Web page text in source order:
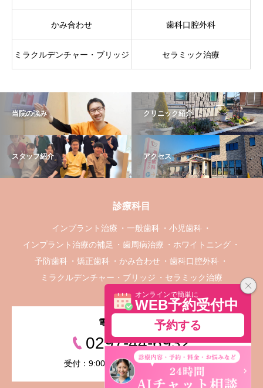
かみ合わせ 歯科口腔外科
ミラクルデンチャー・ブリッジ セラミック治療
当院の強み クリニック紹介
スタッフ紹介 アクセス
診療科目
インプラント治療 一般歯科
小児歯科
インプラント治療の補足
歯周病治療
ホワイトニング
予防歯科
矯正歯科 かみ合わせ
歯科口腔外科
ミラクルデンチャー・ブリッジ
セラミック治療
電話予約はこちら
0297-44-6932
受付：9:00 - 19:00（木・日祝休診）
オンラインで簡単に
WEB予約受付中
予約する